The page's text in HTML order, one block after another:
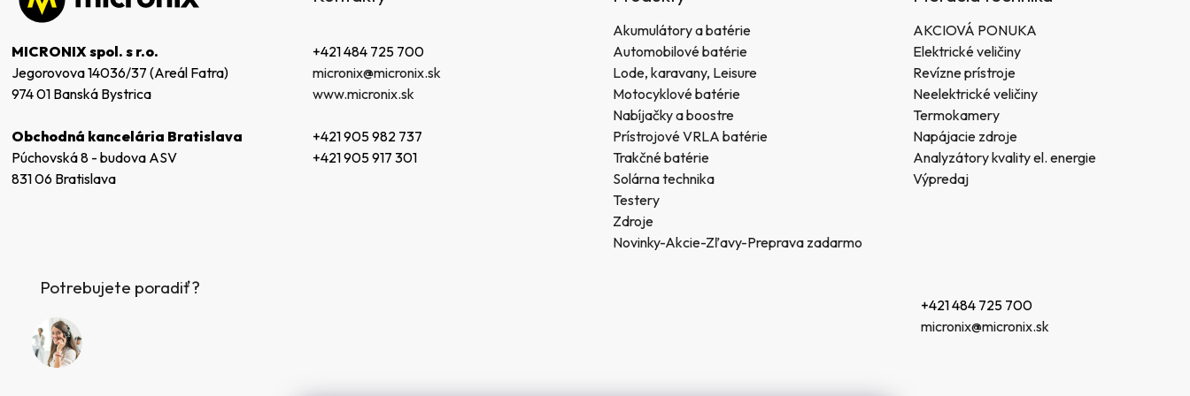
MICRONIX spol. s r.o.
Jegorovova 14036/37 (Areál Fatra)
974 01 Banská Bystrica
Obchodná kancelária Bratislava
Púchovská 8 - budova ASV
831 06 Bratislava
+421 484 725 700
micronix@micronix.sk
www.micronix.sk
+421 905 982 737
+421 905 917 301
Akumulátory a batérie
Automobilové batérie
Lode, karavany, Leisure
Motocyklové batérie
Nabíjačky a boostre
Prístrojové VRLA batérie
Trakčné batérie
Solárna technika
Testery
Zdroje
Novinky-Akcie-Zľavy-Preprava zadarmo
AKCIOVÁ PONUKA
Elektrické veličiny
Revízne prístroje
Neelektrické veličiny
Termokamery
Napájacie zdroje
Analyzátory kvality el. energie
Výpredaj
Potrebujete poradiť?
+421 484 725 700
micronix@micronix.sk